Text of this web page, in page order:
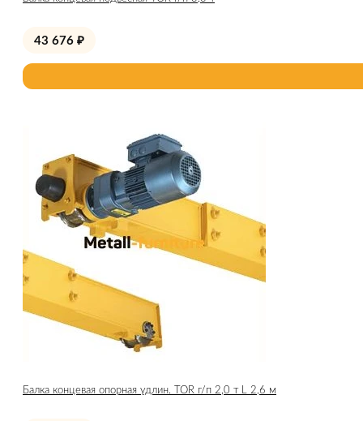
43 676 ₽
Балка концевая опорная удлин. TOR г/п 2,0 т L 2,6 м